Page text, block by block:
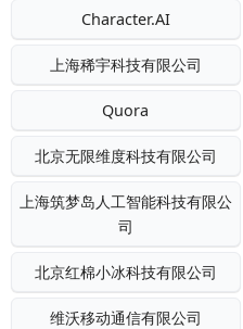
Character.AI
上海稀宇科技有限公司
Quora
北京无限维度科技有限公司
上海筑梦岛人工智能科技有限公
司
北京红棉小冰科技有限公司
维沃移动通信有限公司